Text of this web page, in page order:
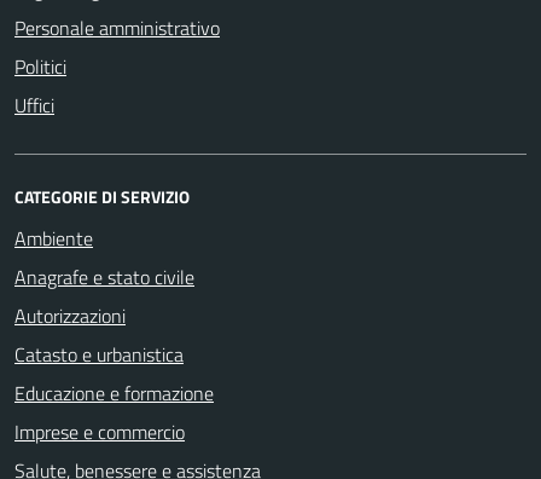
Personale amministrativo
Politici
Uffici
CATEGORIE DI SERVIZIO
Ambiente
Anagrafe e stato civile
Autorizzazioni
Catasto e urbanistica
Educazione e formazione
Imprese e commercio
Salute, benessere e assistenza